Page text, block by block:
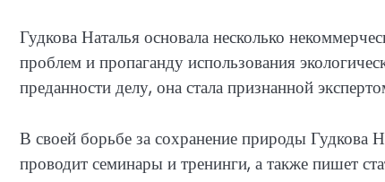
Гудкова Наталья основала несколько
проблем и пропаганду использования
преданности делу, она стала признанной
В своей борьбе за сохранение природы Гудкова
проводит семинары и тренинги, а также пишет